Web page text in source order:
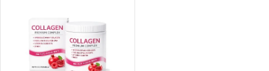
Alphabetically